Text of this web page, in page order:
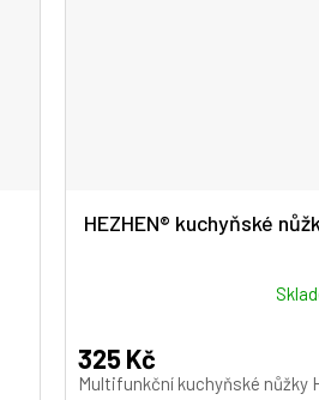
HEZHEN® kuchyňské
produktu
je
325 Kč
Multifunkční kuchyňské nůžky